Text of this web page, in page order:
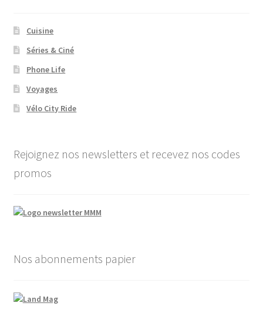
Cuisine
Séries & Ciné
Phone Life
Voyages
Vélo City Ride
Rejoignez nos newsletters et recevez nos codes
promos
Nos abonnements papier